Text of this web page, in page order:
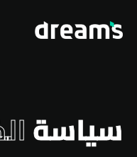
سياسة